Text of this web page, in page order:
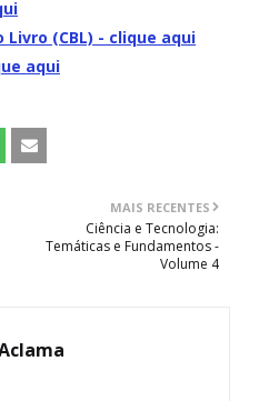
Livro (CBL) - clique aqui
aqui
MAIS RECENTES
Ciência e Tecnologia:
Temáticas e Fundamentos -
Volume 4